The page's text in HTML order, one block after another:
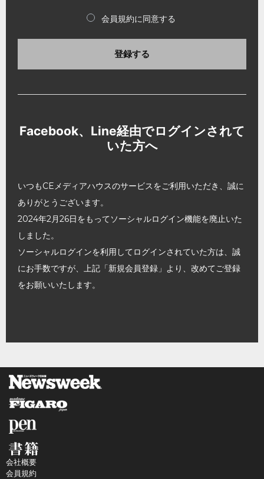
会員規約に同意する
登録する
Facebook、Line経由でログインされて
いた方へ
いつもCEメディアハウスのサービスをご利用いただき、誠に
ありがとうございます。
2024年2月26日をもってソーシャルログイン機能を廃止いた
しました。
ソーシャルログインを利用してログインされていた方は、誠
にお手数ですが、上記「新規会員登録」より、改めてご登録
をお願いいたします。
会社概要
会員規約